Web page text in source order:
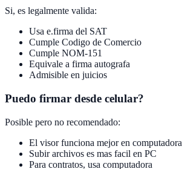
Si, es legalmente valida:
Usa e.firma del SAT
Cumple Codigo de Comercio
Cumple NOM-151
Equivale a firma autografa
Admisible en juicios
Puedo firmar desde celular?
Posible pero no recomendado:
El visor funciona mejor en computadora
Subir archivos es mas facil en PC
Para contratos, usa computadora